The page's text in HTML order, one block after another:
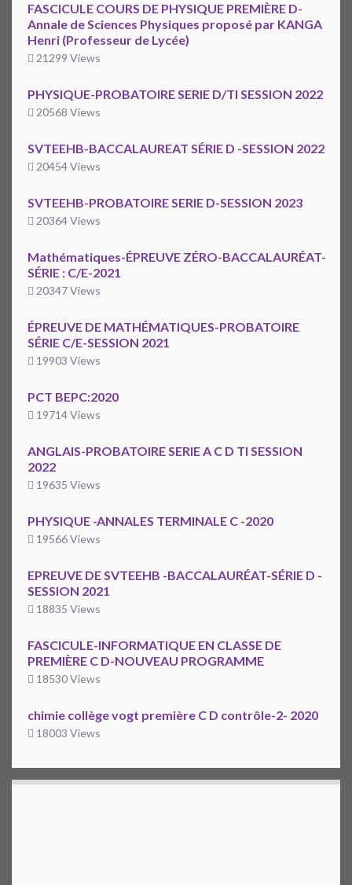
FASCICULE COURS DE PHYSIQUE PREMIÈRE D-
Annale de Sciences Physiques proposé par KANGA
Henri (Professeur de Lycée)
21299 Views
PHYSIQUE-PROBATOIRE SERIE D/TI SESSION 2022
20568 Views
SVTEEHB-BACCALAUREAT SÉRIE D -SESSION 2022
20454 Views
SVTEEHB-PROBATOIRE SERIE D-SESSION 2023
20364 Views
Mathématiques-ÉPREUVE ZÉRO-BACCALAURÉAT-
SÉRIE : C/E-2021
20347 Views
ÉPREUVE DE MATHÉMATIQUES-PROBATOIRE
SÉRIE C/E-SESSION 2021
19903 Views
PCT BEPC:2020
19714 Views
ANGLAIS-PROBATOIRE SERIE A C D TI SESSION
2022
19635 Views
PHYSIQUE -ANNALES TERMINALE C -2020
19566 Views
EPREUVE DE SVTEEHB -BACCALAURÉAT-SÉRIE D -
SESSION 2021
18835 Views
FASCICULE-INFORMATIQUE EN CLASSE DE
PREMIÈRE C D-NOUVEAU PROGRAMME
18530 Views
chimie collège vogt première C D contrôle-2- 2020
18003 Views